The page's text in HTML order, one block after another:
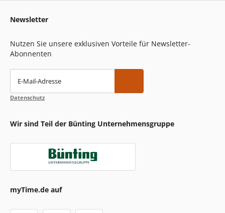
Newsletter
Nutzen Sie unsere exklusiven Vorteile für Newsletter-
Abonnenten
E-Mail-Adresse
Datenschutz
Wir sind Teil der Bünting Unternehmensgruppe
myTime.de auf